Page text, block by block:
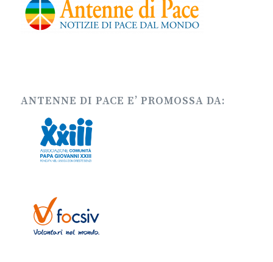
ANTENNE DI PACE E’ PROMOSSA DA: